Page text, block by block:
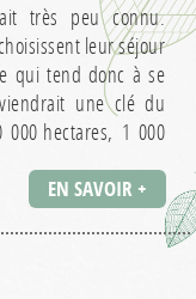
très peu connu.
leur séjour
qui tend donc à se
une clé du
000 hectares, 1 000
EN SAVOIR +